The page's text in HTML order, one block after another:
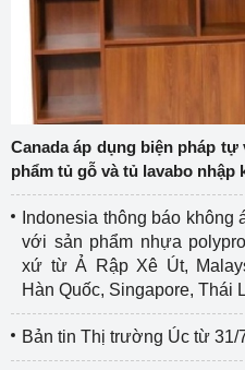
Canada áp dụng biện pháp
phẩm tủ gỗ và tủ lavabo nhập
Indonesia thông báo không
với sản phẩm nhựa
xứ từ Ả Rập Xê Út,
Hàn Quốc, Singapore, Thái
Bản tin Thị trường Úc từ 31/